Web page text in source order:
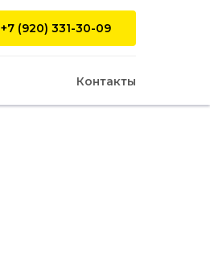
+7 (920) 331-30-09
Контакты